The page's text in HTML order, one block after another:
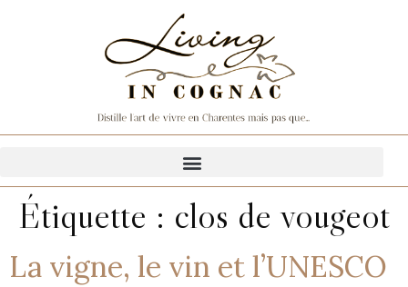
Étiquette : clos de vougeot
La vigne, le vin et l’UNESCO